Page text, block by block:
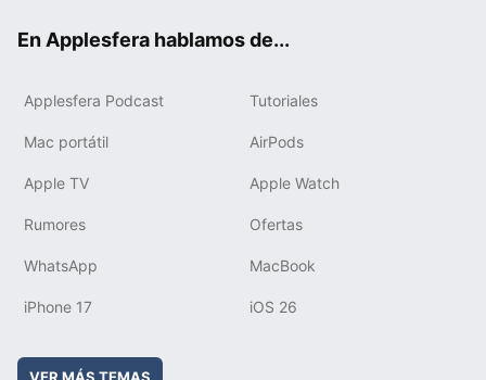
En Applesfera hablamos de...
Applesfera Podcast Tutoriales
Mac portátil AirPods
Apple TV Apple Watch
Rumores Ofertas
WhatsApp MacBook
iPhone 17 iOS 26
VER MÁS TEMAS